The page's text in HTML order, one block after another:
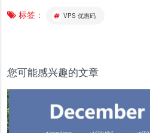
标签： VPS 优惠码
您可能感兴趣的文章